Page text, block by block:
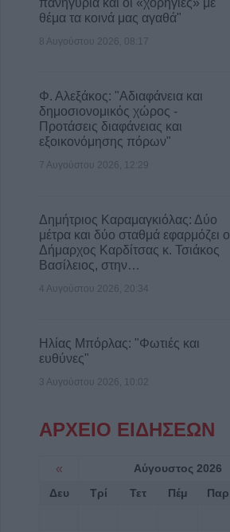
πανηγύρια και οι «χορηγίες» με
θέμα τα κοινά μας αγαθά"
8 Αυγούστου 2026, 08:17
Φ. Αλεξάκος: "Αδιαφάνεια και
δημοσιονομικός χώρος -
Προτάσεις διαφάνειας και
εξοικονόμησης πόρων"
7 Αυγούστου 2026, 12:29
Δημήτριος Καραμαγκιόλας: Δύο
μέτρα και δύο σταθμά εφαρμόζει ο
Δήμαρχος Καρδίτσας κ. Τσιάκος
Βασίλειος, στην…
4 Αυγούστου 2026, 20:34
Ηλίας Μπόρλας: "Φωτιές και
ευθύνες"
3 Αυγούστου 2026, 10:02
ΑΡΧΕΙΟ ΕΙΔΗΣΕΩΝ
« Αύγουστος 2026
Δευ Τρί Τετ Πέμ Παρ